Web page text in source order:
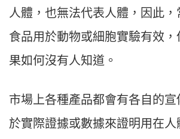
人體，也無法代表人體，因此
食品用於動物或細胞實驗有效，
果如何沒有人知道。
市場上各種產品都會有各自的宣
於實際證據或數據來證明用在人